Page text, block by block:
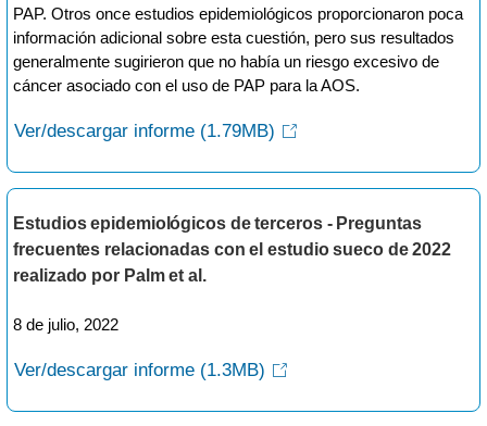
PAP. Otros once estudios epidemiológicos proporcionaron poca
información adicional sobre esta cuestión, pero sus resultados
generalmente sugirieron que no había un riesgo excesivo de
cáncer asociado con el uso de PAP para la AOS.
Ver/descargar informe (1.79MB)
Estudios epidemiológicos de terceros - Preguntas
frecuentes relacionadas con el estudio sueco de 2022
realizado por Palm et al.
8 de julio, 2022
Ver/descargar informe (1.3MB)